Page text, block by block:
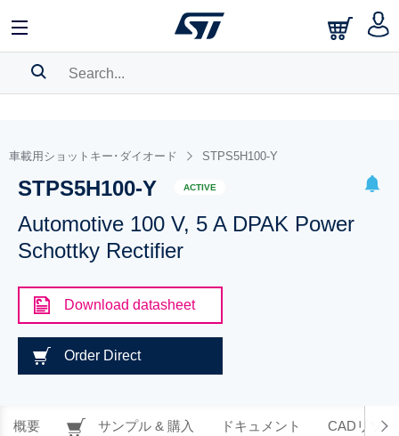
BOOKMARK
Pleaselog into show your saved searches.
車載用ショットキー･ダイオード STPS5H100-Y
STPS5H100-Y ACTIVE
Automotive 100 V, 5 A DPAK Power
Schottky Rectifier
Download datasheet
Order Direct
概要 サンプル & 購入 ドキュメント CADリソー